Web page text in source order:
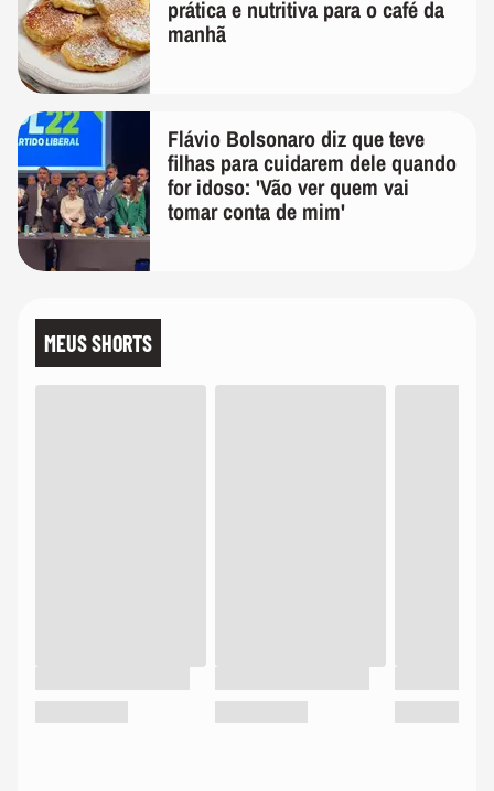
prática e nutritiva para o café da
manhã
Flávio Bolsonaro diz que teve
filhas para cuidarem dele quando
for idoso: 'Vão ver quem vai
tomar conta de mim'
MEUS SHORTS